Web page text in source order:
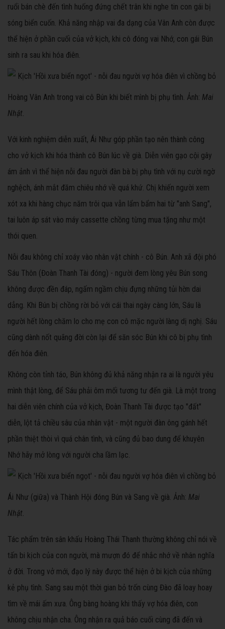
ruổi bán chè đến tình huống đứng chết trân khi nghe tin con gái bị
sóng biển cuốn. Khả năng nhập vai đa dạng của Vân Anh còn được
thể hiện ở phần cuối của vở kịch, khi cô đóng vai Nhớ, con gái Bún
sinh ra sau khi hóa điên.
Hoàng Vân Anh trong vai cô Bún khi biết mình bị phụ tình. Ảnh: Mai
Nhật.
Với kinh nghiệm diễn xuất, Ái Như góp phần tạo nên thành công
cho vở kịch khi hóa thành cô Bún lúc về già. Diễn viên gạo cội gây
ám ảnh vì thể hiện nỗi đau người đàn bà bị phụ tình với nụ cười ngờ
nghệch, ánh mắt đăm chiêu nhớ về quá khứ. Chị khiến người xem
xót xa khi hàng chục năm trôi qua vẫn lẩm bẩm hai từ "anh Sang",
tai luôn áp sát vào máy cassette chồng từng mua tặng như một
thói quen.
Nỗi đau không chỉ xoáy vào nhân vật chính - cô Bún. Anh xã đội phó
Sáu Thôn (Đoàn Thanh Tài đóng) - người đem lòng yêu Bún song
không được đền đáp, ngấm ngầm chịu đựng những tủi hờn dai
dẳng. Khi Bún bị chồng rời bỏ với cái thai ngày càng lớn, Sáu là
người hết lòng chăm lo cho mẹ con cô mặc người làng dị nghị. Sáu
cũng dành nốt quãng đời còn lại để săn sóc Bún khi cô bị phụ tình
đến hóa điên.
Không còn tỉnh táo, Bún không đủ khả năng nhận ra ai là người yêu
mình thật lòng, để Sáu phải ôm mối tương tư đến già. Là một trong
hai diễn viên chính của vở kịch, Đoàn Thanh Tài được tạo "đất"
diễn, lột tả chiều sâu của nhân vật - một người đàn ông gánh hết
phần thiệt thòi vì quá chân tình, và cũng đủ bao dung để khuyên
Nhớ hãy mở lòng với người cha lầm lạc.
Ái Như (giữa) và Thành Hội đóng Bún và Sang về già. Ảnh: Mai
Nhật.
Tác phẩm trên sân khấu Hoàng Thái Thanh thường không chỉ nói về
tấn bi kịch của con người, mà mượn đó để nhắc nhớ về nhân nghĩa
ở đời. Trong vở mới, đạo lý này được thể hiện ở bi kịch của những
kẻ phụ tình. Sang sau một thời gian bỏ trốn cùng Đào đã loay hoay
tìm về mái ấm xưa. Ông bàng hoàng khi thấy vợ hóa điên, con
không chịu nhận cha. Ông nhận ra quả báo cuối cùng đã đến và